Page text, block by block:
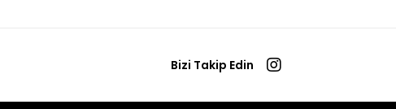
Bizi Takip Edin